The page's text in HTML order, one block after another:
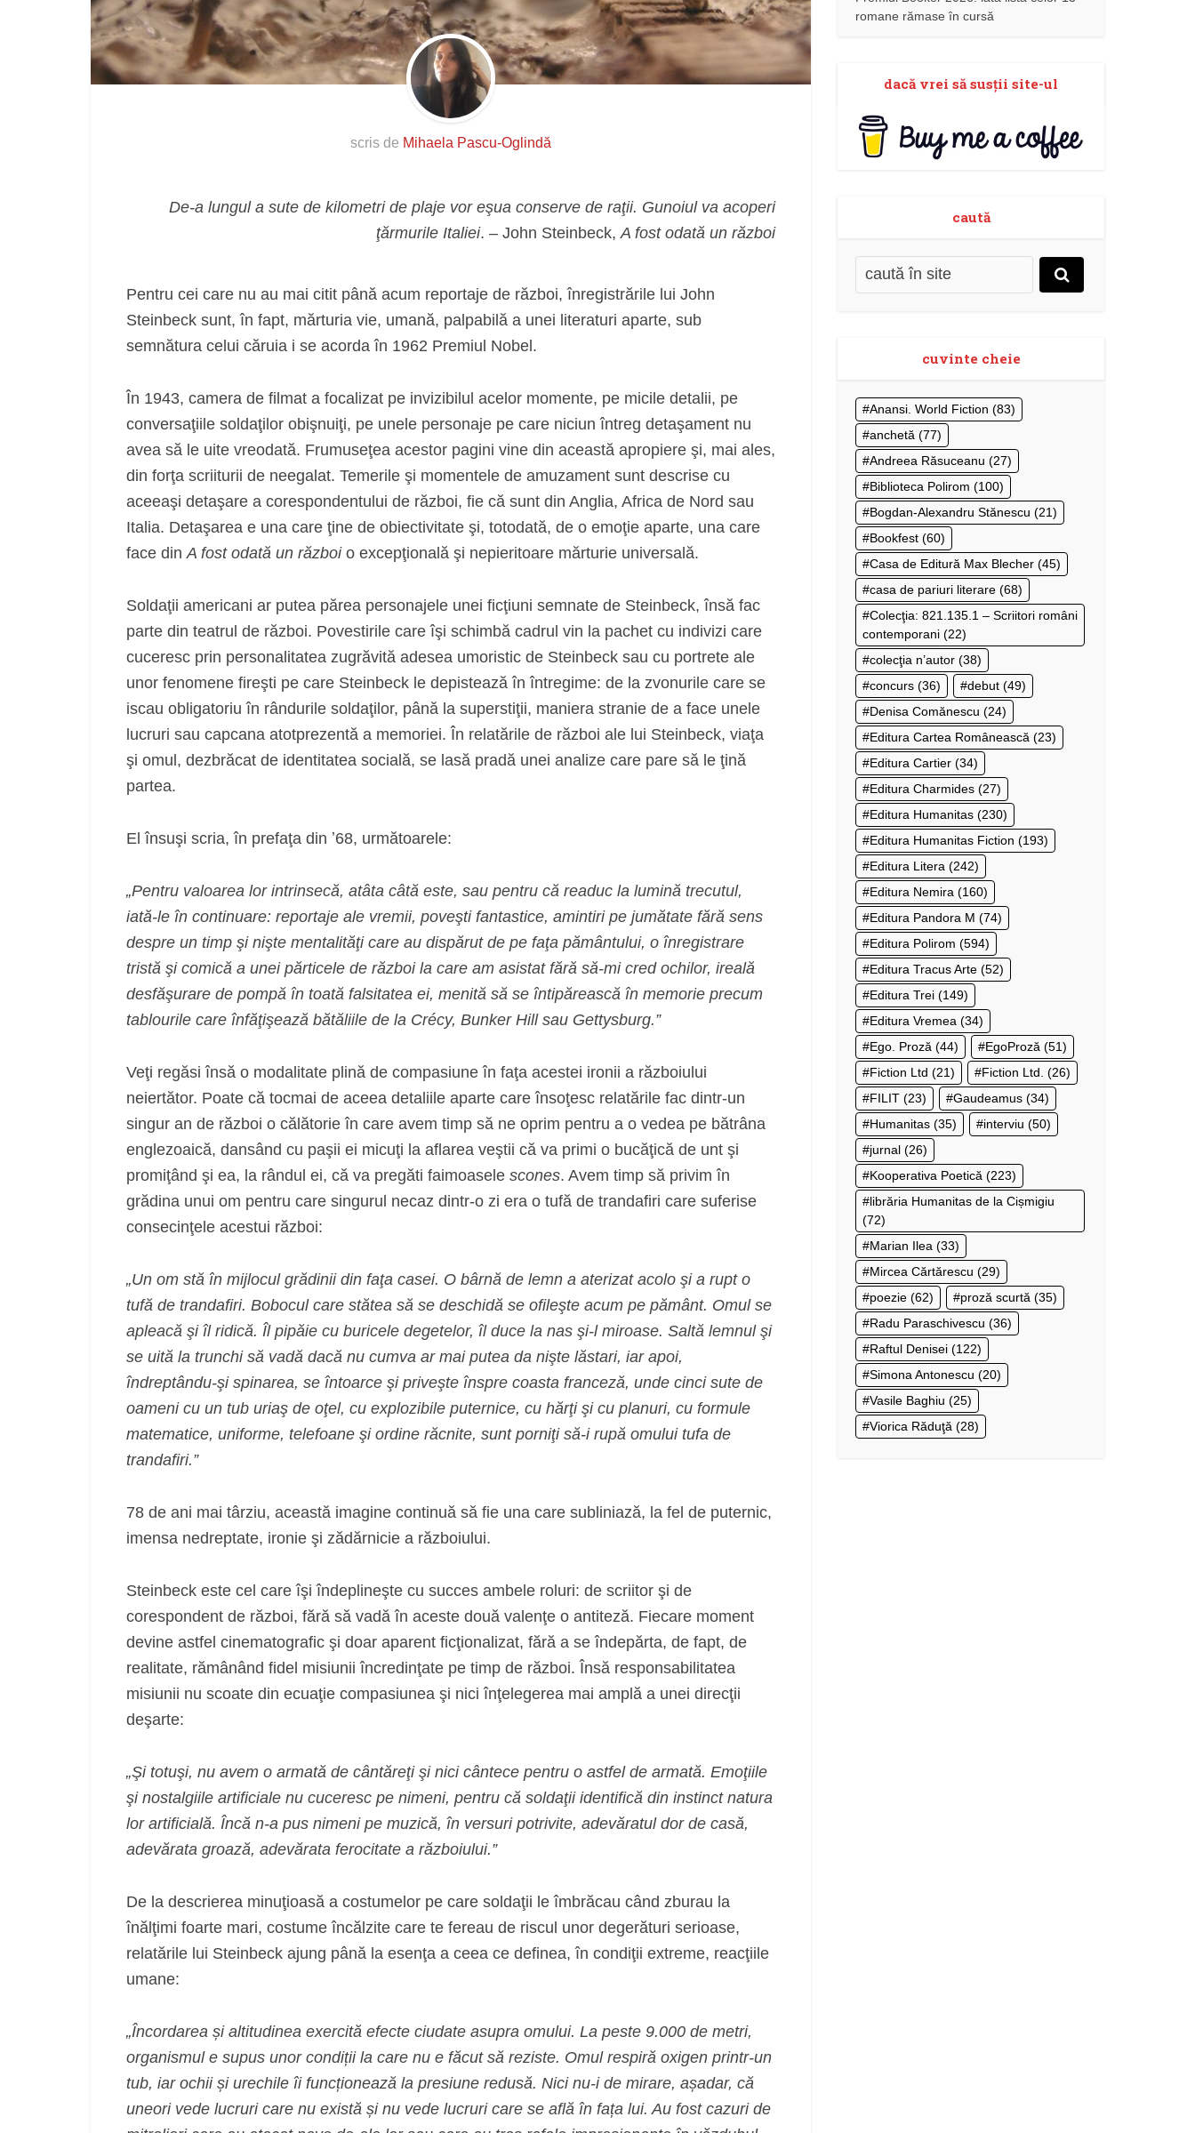
scris de Mihaela Pascu-Oglindă
De-a lungul a sute de kilometri de plaje vor eşua conserve de raţii. Gunoiul va acoperi
ţărmurile Italiei. – John Steinbeck,A fost odată un război
Pentru cei care nu au mai citit până acum reportaje de război, înregistrările lui John
Steinbeck sunt, în fapt, mărturia vie, umană, palpabilă a unei literaturi aparte, sub
semnătura celui căruia i se acorda în 1962 Premiul Nobel.
În 1943, camera de filmat a focalizat pe invizibilul acelor momente, pe micile detalii, pe
conversaţiile soldaţilor obişnuiţi, pe unele personaje pe care niciun întreg detaşament nu
avea să le uite vreodată. Frumuseţea acestor pagini vine din această apropiere şi, mai ales,
din forţa scriiturii de neegalat. Temerile şi momentele de amuzament sunt descrise cu
aceeaşi detaşare a corespondentului de război, fie că sunt din Anglia, Africa de Nord sau
Italia. Detaşarea e una care ţine de obiectivitate şi, totodată, de o emoţie aparte, una care
face dinA fost odată un războio excepţională şi nepieritoare mărturie universală.
Soldaţii americani ar putea părea personajele unei ficţiuni semnate de Steinbeck, însă fac
parte din teatrul de război. Povestirile care îşi schimbă cadrul vin la pachet cu indivizi care
cuceresc prin personalitatea zugrăvită adesea umoristic de Steinbeck sau cu portrete ale
unor fenomene fireşti pe care Steinbeck le depistează în întregime: de la zvonurile care se
iscau obligatoriu în rândurile soldaţilor, până la superstiţii, maniera stranie de a face unele
lucruri sau capcana atotprezentă a memoriei. În relatările de război ale lui Steinbeck, viaţa
şi omul, dezbrăcat de identitatea socială, se lasă pradă unei analize care pare să le ţină
partea.
El însuşi scria, în prefaţa din ʼ68, următoarele:
„Pentru valoarea lor intrinsecă, atâta câtă este, sau pentru că readuc la lumină trecutul,
iată-le în continuare: reportaje ale vremii, poveşti fantastice, amintiri pe jumătate fără sens
despre un timp şi nişte mentalităţi care au dispărut de pe faţa pământului, o înregistrare
tristă şi comică a unei părticele de război la care am asistat fără să-mi cred ochilor, ireală
desfăşurare de pompă în toată falsitatea ei, menită să se întipărească în memorie precum
tablourile care înfăţişează bătăliile de la Crécy, Bunker Hill sau Gettysburg.”
Veţi regăsi însă o modalitate plină de compasiune în faţa acestei ironii a războiului
neiertător. Poate că tocmai de aceea detaliile aparte care însoţesc relatările fac dintr-un
singur an de război o călătorie în care avem timp să ne oprim pentru a o vedea pe bătrâna
englezoaică, dansând cu paşii ei micuţi la aflarea veştii că va primi o bucăţică de unt şi
promiţând şi ea, la rândul ei, că va pregăti faimoasele scones. Avem timp să privim în
grădina unui om pentru care singurul necaz dintr-o zi era o tufă de trandafiri care suferise
consecinţele acestui război:
„Un om stă în mijlocul grădinii din faţa casei. O bârnă de lemn a aterizat acolo şi a rupt o
tufă de trandafiri. Bobocul care stătea să se deschidă se ofileşte acum pe pământ. Omul se
apleacă şi îl ridică. Îl pipăie cu buricele degetelor, îl duce la nas şi-l miroase. Saltă lemnul şi
se uită la trunchi să vadă dacă nu cumva ar mai putea da nişte lăstari, iar apoi,
îndreptându-şi spinarea, se întoarce şi priveşte înspre coasta franceză, unde cinci sute de
oameni cu un tub uriaş de oţel, cu explozibile puternice, cu hărţi şi cu planuri, cu formule
matematice, uniforme, telefoane şi ordine răcnite, sunt porniţi să-i rupă omului tufa de
trandafiri.”
78 de ani mai târziu, această imagine continuă să fie una care subliniază, la fel de puternic,
imensa nedreptate, ironie şi zădărnicie a războiului.
Steinbeck este cel care îşi îndeplineşte cu succes ambele roluri: de scriitor şi de
corespondent de război, fără să vadă în aceste două valenţe o antiteză. Fiecare moment
devine astfel cinematografic şi doar aparent ficţionalizat, fără a se îndepărta, de fapt, de
realitate, rămânând fidel misiunii încredinţate pe timp de război. Însă responsabilitatea
misiunii nu scoate din ecuaţie compasiunea şi nici înţelegerea mai amplă a unei direcţii
deşarte:
„Şi totuşi, nu avem o armată de cântăreţi şi nici cântece pentru o astfel de armată. Emoţiile
şi nostalgiile artificiale nu cuceresc pe nimeni, pentru că soldaţii identifică din instinct natura
lor artificială. Încă n-a pus nimeni pe muzică, în versuri potrivite, adevăratul dor de casă,
adevărata groază, adevărata ferocitate a războiului.”
De la descrierea minuţioasă a costumelor pe care soldaţii le îmbrăcau când zburau la
înălţimi foarte mari, costume încălzite care te fereau de riscul unor degerături serioase,
relatările lui Steinbeck ajung până la esenţa a ceea ce definea, în condiţii extreme, reacţiile
umane:
„Încordarea și altitudinea exercită efecte ciudate asupra omului. La peste 9.000 de metri,
organismul e supus unor condiții la care nu e făcut să reziste. Omul respiră oxigen printr-un
tub, iar ochii și urechile îi funcționează la presiune redusă. Nici nu-i de mirare, așadar, că
uneori vede lucruri care nu există și nu vede lucruri care se află în fața lui. Au fost cazuri de
romane rămase în cursă
dacă vrei să susţii site-ul
caută
cuvinte cheie
Anansi. World Fiction (83)
anchetă (77)
Andreea Răsuceanu (27)
Biblioteca Polirom (100)
Bogdan-Alexandru Stănescu (21)
Bookfest (60)
Casa de Editură Max Blecher (45)
casa de pariuri literare (68)
Colecţia: 821.135.1 – Scriitori români
contemporani (22)
colecţia n’autor (38)
concurs (36) debut (49)
Denisa Comănescu (24)
Editura Cartea Românească (23)
Editura Cartier (34)
Editura Charmides (27)
Editura Humanitas (230)
Editura Humanitas Fiction (193)
Editura Litera (242)
Editura Nemira (160)
Editura Pandora M (74)
Editura Polirom (594)
Editura Tracus Arte (52)
Editura Trei (149)
Editura Vremea (34)
Ego. Proză (44) EgoProză (51)
Fiction Ltd (21) Fiction Ltd. (26)
FILIT (23) Gaudeamus (34)
Humanitas (35) interviu (50)
jurnal (26)
Kooperativa Poetică (223)
librăria Humanitas de la Cișmigiu
(72)
Marian Ilea (33)
Mircea Cărtărescu (29)
poezie (62) proză scurtă (35)
Radu Paraschivescu (36)
Raftul Denisei (122)
Simona Antonescu (20)
Vasile Baghiu (25)
Viorica Răduţă (28)